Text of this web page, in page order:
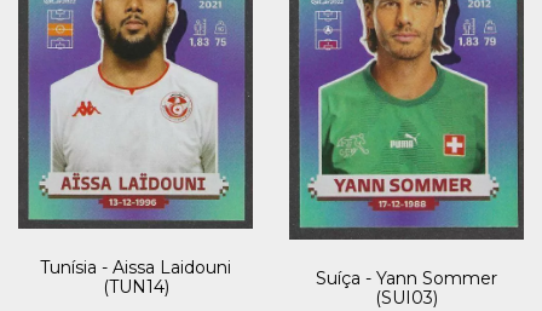
Tunísia - Aissa Laidouni
(TUN14)
Suíça - Yann Sommer
(SUI03)